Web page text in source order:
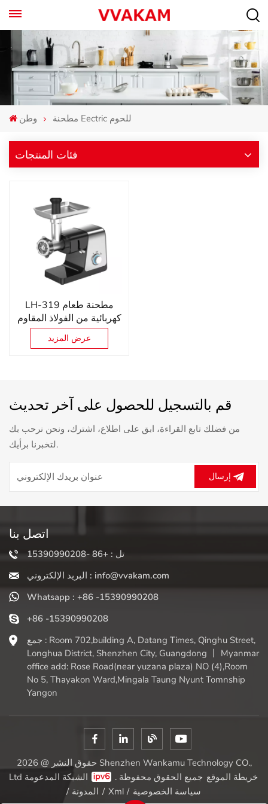
وطن مطحنة Eectric للحوم
فئات المنتجات
LH-319 مطحنة طعام
كهربائية من الفولاذ المقاوم
للصدأ وتقطيع
عرض المزيد
قم بالتسجيل للحصول على آخر تحديث
من فضلك تابع القراءة، ابق على اطلاع، اشترك، ونحن نرحب بك
لتخبرنا برأيك.
إرسال
اتصل بنا
تل : +86 -15390990208
البريد الإلكتروني : info@vvakam.com
Whatsapp : +86 -15390990208
+86 -15390990208
جمع : Room 702,building A, Datang Times, Qinghu Street,
Longhua District, Shenzhen City, Guangdong 丨 Myanmar
office add: Rose Road(near yuzana plaza) NO (4),Room
No 5, Thayakon Ward,Mingala Taung Nyunt Tomnship
Yangon
حقوق النشر @ 2026 Shenzhen Wankamu Technology CO.,
Ltd جميع الحقوق محفوظة . خريطة الموقع
/ المدونة / Xml / سياسة الخصوصية